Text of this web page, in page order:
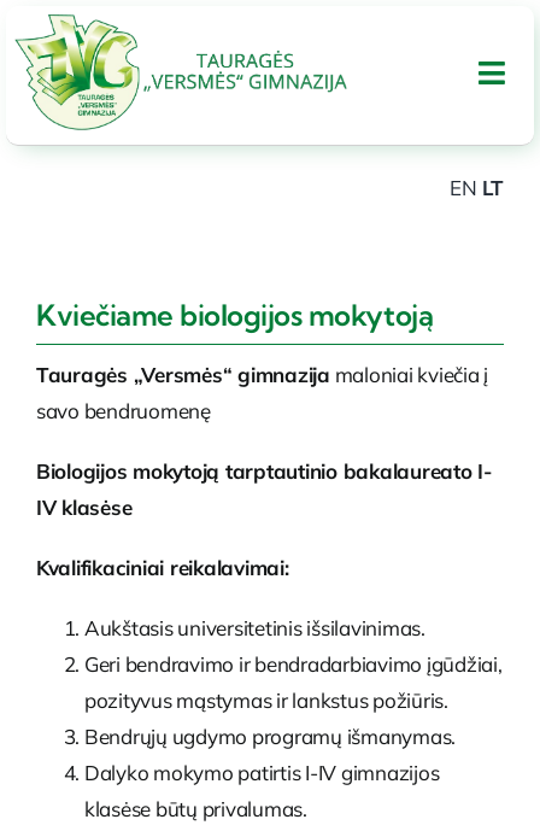
to
content
Tarptautinis bakalaureatas
EN LT
Kviečiame biologijos mokytoją
Tauragės „Versmės“ gimnazija maloniai kviečia į
savo bendruomenę
Biologijos mokytoją tarptautinio bakalaureato I-
IV klasėse
Kvalifikaciniai reikalavimai:
Aukštasis universitetinis išsilavinimas.
Geri bendravimo ir bendradarbiavimo įgūdžiai,
pozityvus mąstymas ir lankstus požiūris.
Bendrųjų ugdymo programų išmanymas.
Dalyko mokymo patirtis I-IV gimnazijos
klasėse būtų privalumas.